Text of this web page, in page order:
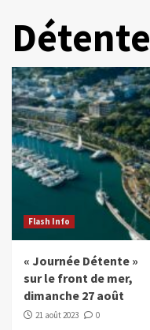
Détente
Flash Info
« Journée Détente »
sur le front de mer,
dimanche 27 août
21 août 2023 0